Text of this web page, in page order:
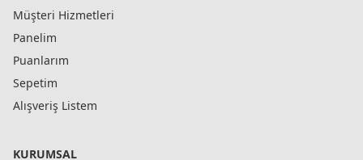
Müşteri Hizmetleri
Panelim
Puanlarım
Sepetim
Alışveriş Listem
KURUMSAL